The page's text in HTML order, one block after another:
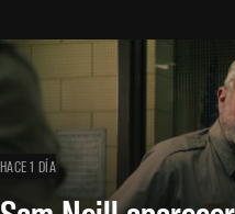
HACE 1 DÍA